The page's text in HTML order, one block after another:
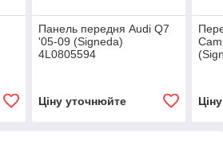
Панель передня Audi Q7
'05-09 (Signeda)
4L0805594
Ціну уточнюйте